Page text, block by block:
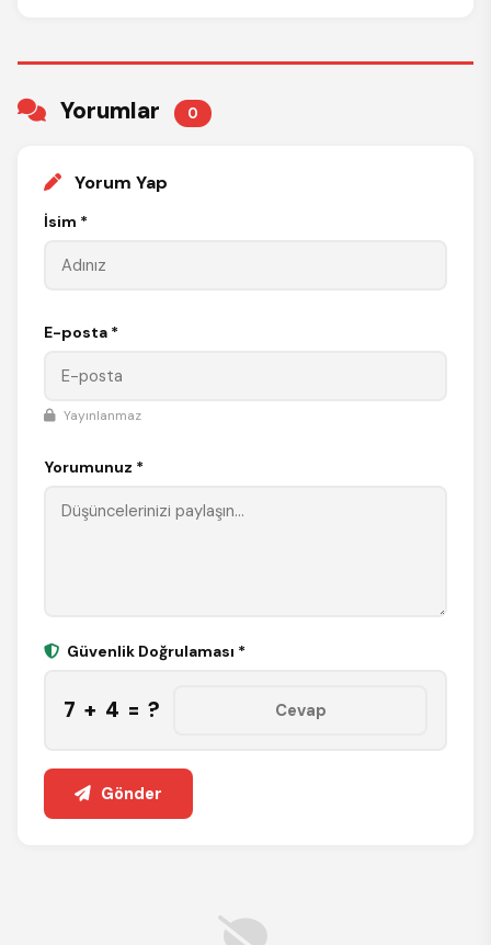
Yorumlar 0
Yorum Yap
İsim *
E-posta *
Yayınlanmaz
Yorumunuz *
Güvenlik Doğrulaması *
7 + 4 = ?
Gönder